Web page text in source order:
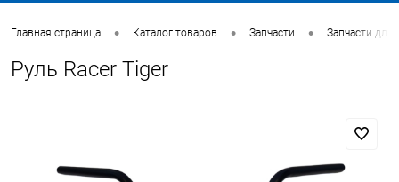
Главная страница • Каталог товаров • Запчасти • Запчасти для
Руль Racer Tiger